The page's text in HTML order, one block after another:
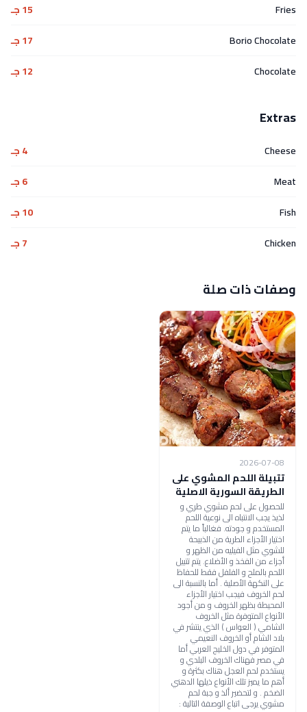
Fries
15 جـ
Borio Chocolate
17 جـ
Chocolate
12 جـ
Extras
Cheese
4 جـ
Meat
6 جـ
Fish
10 جـ
Chicken
7 جـ
وصفات ذات صلة
2026-07-08
تتبيلة اللحم المشوي على
الطريقة السورية الاصلية
للحصول على لحم مشوي طري و
لذيذ يجب الانتباه الى نوعية اللحم
المستخدم و جودته. فغالباً ما يتم
اختيار الأجزاء الطرية من الذبيحة
للشوي مثل الفيليه من الظهر و
أجزاء من الفخذ و الأضلاع. يتم تتبيل
اللحم بالملح و الفلفل فقط للحفاظ
على النكهة الأصلية . أما بالنسبة الى
لحم الخروف فيجب اختيار الأجزاء
المحيطة بظهر الخروف و من أجود
الأنواع المتوفرة مثل الخروف
الشامي ( العواس ) الذي ينتشر في
بلاد الشام أو الخروف النعيمي
المتوفر في دول الخليج العربي أما
في مصر فهناك الخروف البلدي و
يستخدم لحم العجل هناك بكثرة و
أهم ما يميز تلك الأنواع ذيلها الدهني
الضخم . و لتحضير ألذ و جبة لحم
مشوي يرجى اتباع الوصفة التالية :